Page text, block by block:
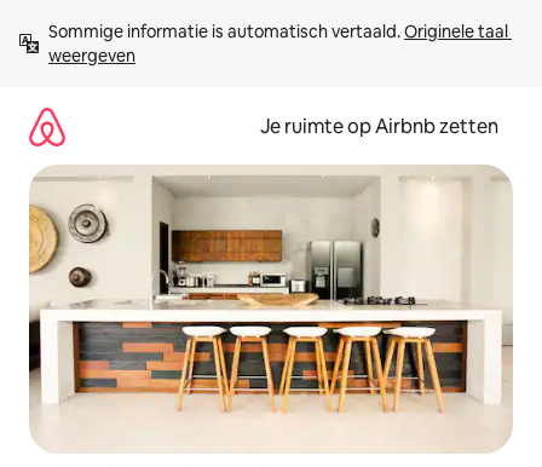
direct
naar
Sommige informatie is automatisch vertaald. Originele taal
weergeven
Je ruimte op Airbnb zetten